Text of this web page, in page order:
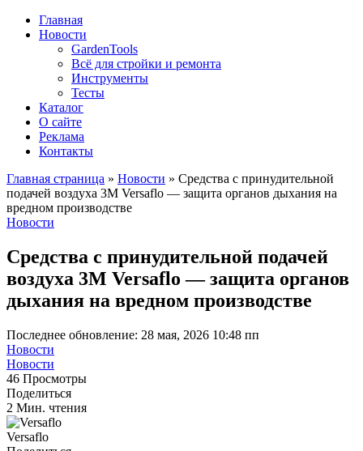
Главная
Новости
GardenTools
Всё для стройки и ремонта
Инструменты
Тесты
Каталог
О сайте
Реклама
Контакты
Главная страница » Новости » Средства с принудительной
подачей воздуха 3М Versaflo — защита органов дыхания на
вредном производстве
Новости
Средства с принудительной подачей
воздуха 3М Versaflo — защита органов
дыхания на вредном производстве
Последнее обновление: 28 мая, 2026 10:48 пп
Новости
Новости
46 Просмотры
Поделиться
2 Мин. чтения
Versaflo